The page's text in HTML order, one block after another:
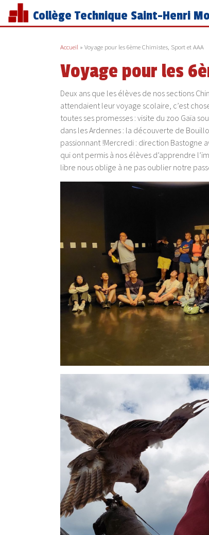
Collège Technique Saint-Henri
Accueil » Voyage pour les 6ème Chimistes, Sport et AAA
Voyage pour les
Deux ans que les élèves de nos sections
attendaient leur voyage scolaire, c’est
toutes ses promesses : visite du zoo Gaïa
dans les Ardennes : la découverte de
passionnant !Mercredi : direction Bastogne
qui ont permis à nos élèves d’apprendre
libre nous oblige à ne pas oublier notre